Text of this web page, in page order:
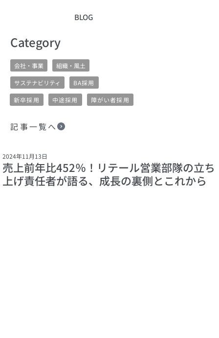
BLOG
​Category
会社・事業 組織・風土
サステナビリティ BA採用
記事一覧へ
新卒採用 中途採用 障がい者採用
売上前年比452％！リテール営業部隊の立ち
上げ責任者が語る、成長の裏側とこれから
2024年11月13日